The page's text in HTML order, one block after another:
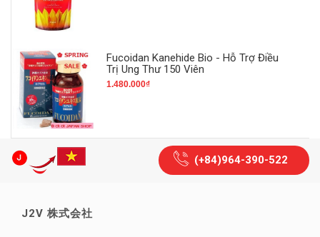
Fucoidan Kanehide Bio - Hỗ Trợ Điều
Trị Ung Thư 150 Viên
1.480.000₫
(+84)964-390-522
J2V 株式会社